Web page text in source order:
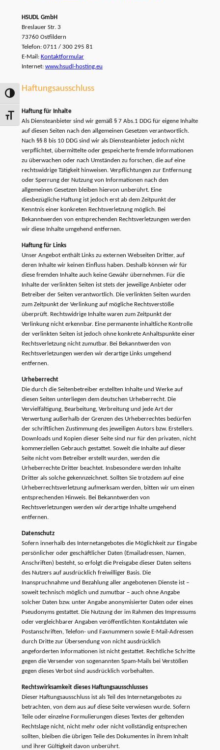
Toggle High Contrast
Toggle Font size
HSUDL GmbH
Breslauer Str. 3
73760 Ostfildern
Telefon: 0711 / 300 295 81
E-Mail: Kontaktformular
Internet: www.hsudl-hosting.eu
Haftungsausschluss
Haftung für Inhalte
Als Diensteanbieter sind wir gemäß § 7 Abs.1 DDG für eigene Inhalte
auf diesen Seiten nach den allgemeinen Gesetzen verantwortlich.
Nach §§ 8 bis 10 DDG sind wir als Diensteanbieter jedoch nicht
verpflichtet, übermittelte oder gespeicherte fremde Informationen
zu überwachen oder nach Umständen zu forschen, die auf eine
rechtswidrige Tätigkeit hinweisen. Verpflichtungen zur Entfernung
oder Sperrung der Nutzung von Informationen nach den
allgemeinen Gesetzen bleiben hiervon unberührt. Eine
diesbezügliche Haftung ist jedoch erst ab dem Zeitpunkt der
Kenntnis einer konkreten Rechtsverletzung möglich. Bei
Bekanntwerden von entsprechenden Rechtsverletzungen werden
wir diese Inhalte umgehend entfernen.
Haftung für Links
Unser Angebot enthält Links zu externen Webseiten Dritter, auf
deren Inhalte wir keinen Einfluss haben. Deshalb können wir für
diese fremden Inhalte auch keine Gewähr übernehmen. Für die
Inhalte der verlinkten Seiten ist stets der jeweilige Anbieter oder
Betreiber der Seiten verantwortlich. Die verlinkten Seiten wurden
zum Zeitpunkt der Verlinkung auf mögliche Rechtsverstöße
überprüft. Rechtswidrige Inhalte waren zum Zeitpunkt der
Verlinkung nicht erkennbar. Eine permanente inhaltliche Kontrolle
der verlinkten Seiten ist jedoch ohne konkrete Anhaltspunkte einer
Rechtsverletzung nicht zumutbar. Bei Bekanntwerden von
Rechtsverletzungen werden wir derartige Links umgehend
entfernen.
Urheberrecht
Die durch die Seitenbetreiber erstellten Inhalte und Werke auf
diesen Seiten unterliegen dem deutschen Urheberrecht. Die
Vervielfältigung, Bearbeitung, Verbreitung und jede Art der
Verwertung außerhalb der Grenzen des Urheberrechtes bedürfen
der schriftlichen Zustimmung des jeweiligen Autors bzw. Erstellers.
Downloads und Kopien dieser Seite sind nur für den privaten, nicht
kommerziellen Gebrauch gestattet. Soweit die Inhalte auf dieser
Seite nicht vom Betreiber erstellt wurden, werden die
Urheberrechte Dritter beachtet. Insbesondere werden Inhalte
Dritter als solche gekennzeichnet. Sollten Sie trotzdem auf eine
Urheberrechtsverletzung aufmerksam werden, bitten wir um einen
entsprechenden Hinweis. Bei Bekanntwerden von
Rechtsverletzungen werden wir derartige Inhalte umgehend
entfernen.
Datenschutz
Sofern innerhalb des Internetangebotes die Möglichkeit zur Eingabe
persönlicher oder geschäftlicher Daten (Emailadressen, Namen,
Anschriften) besteht, so erfolgt die Preisgabe dieser Daten seitens
des Nutzers auf ausdrücklich freiwilliger Basis. Die
Inanspruchnahme und Bezahlung aller angebotenen Dienste ist –
soweit technisch möglich und zumutbar – auch ohne Angabe
solcher Daten bzw. unter Angabe anonymisierter Daten oder eines
Pseudonyms gestattet. Die Nutzung der im Rahmen des Impressums
oder vergleichbarer Angaben veröffentlichten Kontaktdaten wie
Postanschriften, Telefon- und Faxnummern sowie E-Mail-Adressen
durch Dritte zur Übersendung von nicht ausdrücklich
angeforderten Informationen ist nicht gestattet. Rechtliche Schritte
gegen die Versender von sogenannten Spam-Mails bei Verstößen
gegen dieses Verbot sind ausdrücklich vorbehalten.
Rechtswirksamkeit dieses Haftungsausschlusses
Dieser Haftungsausschluss ist als Teil des Internetangebotes zu
betrachten, von dem aus auf diese Seite verwiesen wurde. Sofern
Teile oder einzelne Formulierungen dieses Textes der geltenden
Rechtslage nicht, nicht mehr oder nicht vollständig entsprechen
sollten, bleiben die übrigen Teile des Dokumentes in ihrem Inhalt
und ihrer Gültigkeit davon unberührt.